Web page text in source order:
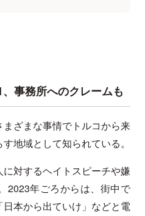
事務所へのクレームも
ざまな事情でトルコから来
地域として知られている。
対するヘイトスピーチや嫌
2023年ごろからは、街中で
本から出ていけ」などと電